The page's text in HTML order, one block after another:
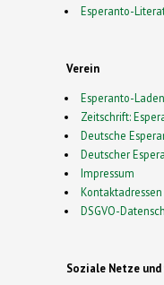
Esperanto-
Verein
Esperanto-
Zeitschrift:
Deutsche
Deutscher
Impressum
Kontaktadressen
DSGVO-
Soziale Netze